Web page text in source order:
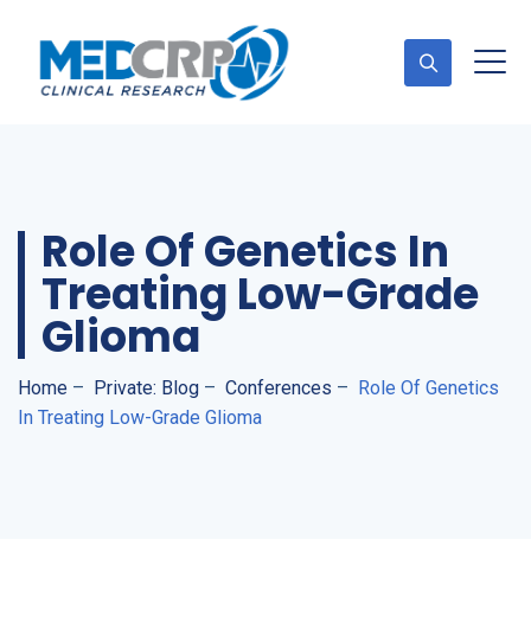
Role Of Genetics In
Treating Low-Grade
Glioma
Home – Private: Blog – Conferences – Role Of Genetics
In Treating Low-Grade Glioma